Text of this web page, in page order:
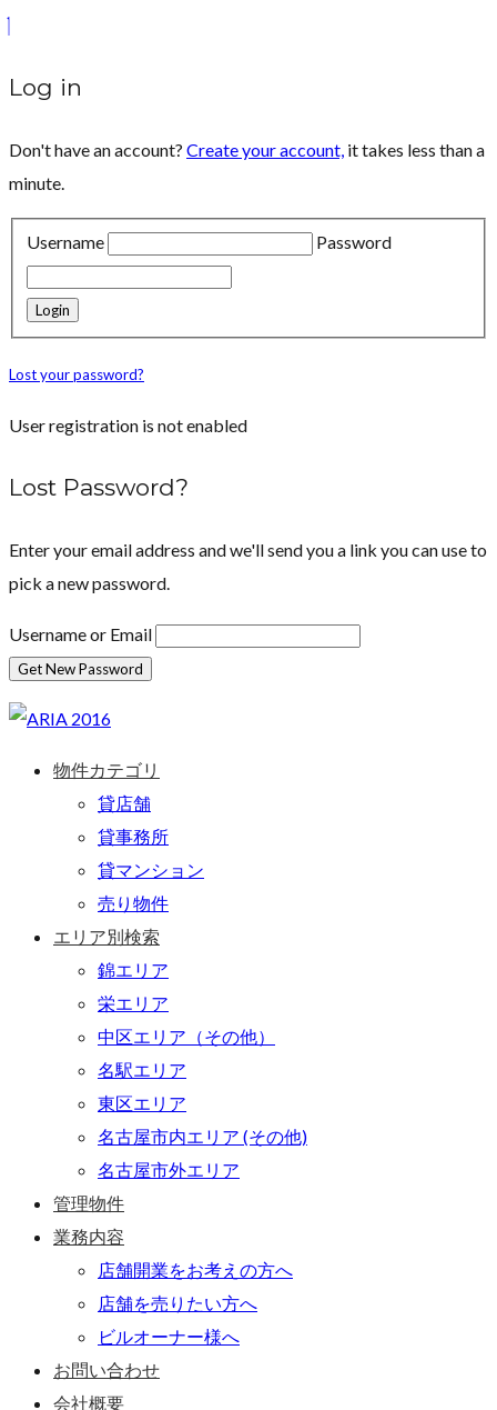
Log in
Don't have an account? Create your account, it takes less than a
minute.
Username Password
Lost your password?
User registration is not enabled
Lost Password?
Enter your email address and we'll send you a link you can use to
pick a new password.
Username or Email
物件カテゴリ
貸店舗
貸事務所
貸マンション
売り物件
エリア別検索
錦エリア
栄エリア
中区エリア（その他）
名駅エリア
東区エリア
名古屋市内エリア (その他)
名古屋市外エリア
管理物件
業務内容
店舗開業をお考えの方へ
店舗を売りたい方へ
ビルオーナー様へ
お問い合わせ
会社概要